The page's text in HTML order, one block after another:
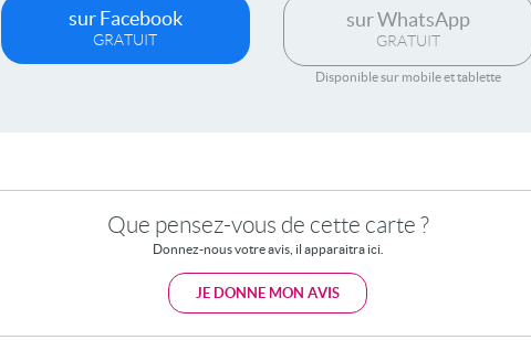
sur Facebook
GRATUIT
sur WhatsApp
GRATUIT
Disponible sur mobile et tablette
Que pensez-vous de cette carte ?
Donnez-nous votre avis, il apparaitra ici.
JE DONNE MON AVIS